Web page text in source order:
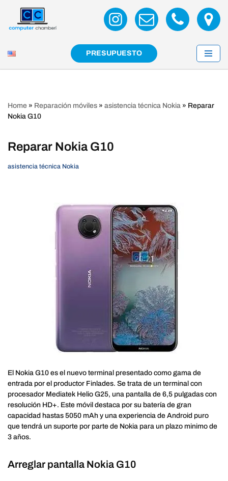
Saltar
PRESUPUESTO
Home » Reparación móviles » asistencia técnica Nokia » Reparar
Nokia G10
Reparar Nokia G10
asistencia técnica Nokia
El Nokia G10 es el nuevo terminal presentado como gama de
entrada por el productor Finlades. Se trata de un terminal con
procesador Mediatek Helio G25, una pantalla de 6,5 pulgadas con
resolución HD+. Este móvil destaca por su batería de gran
capacidad hastas 5050 mAh y una experiencia de Android puro
que tendrá un suporte por parte de Nokia para un plazo minimo de
3 años.
Arreglar pantalla Nokia G10